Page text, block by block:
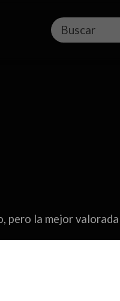
Buscar
pero la mejor